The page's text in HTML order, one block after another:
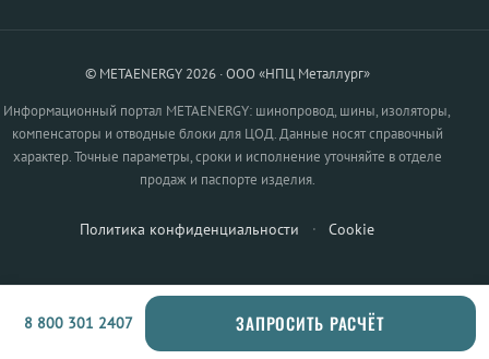
© METAENERGY 2026 · ООО «НПЦ Металлург»
Информационный портал METAENERGY: шинопровод, шины, изоляторы,
компенсаторы и отводные блоки для ЦОД. Данные носят справочный
характер. Точные параметры, сроки и исполнение уточняйте в отделе
продаж и паспорте изделия.
Политика конфиденциальности · Cookie
8 800 301 2407 ЗАПРОСИТЬ РАСЧЁТ